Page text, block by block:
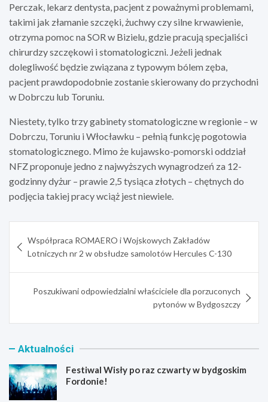
Perczak, lekarz dentysta, pacjent z poważnymi problemami,
takimi jak złamanie szczęki, żuchwy czy silne krwawienie,
otrzyma pomoc na SOR w Bizielu, gdzie pracują specjaliści
chirurdzy szczękowi i stomatologiczni. Jeżeli jednak
dolegliwość będzie związana z typowym bólem zęba,
pacjent prawdopodobnie zostanie skierowany do przychodni
w Dobrczu lub Toruniu.
Niestety, tylko trzy gabinety stomatologiczne w regionie – w
Dobrczu, Toruniu i Włocławku – pełnią funkcję pogotowia
stomatologicznego. Mimo że kujawsko-pomorski oddział
NFZ proponuje jedno z najwyższych wynagrodzeń za 12-
godzinny dyżur – prawie 2,5 tysiąca złotych – chętnych do
podjęcia takiej pracy wciąż jest niewiele.
wpisu
Współpraca ROMAERO i Wojskowych Zakładów
Lotniczych nr 2 w obsłudze samolotów Hercules C-130
Poszukiwani odpowiedzialni właściciele dla porzuconych
pytonów w Bydgoszczy
Aktualności
Festiwal Wisły po raz czwarty w bydgoskim
Fordonie!